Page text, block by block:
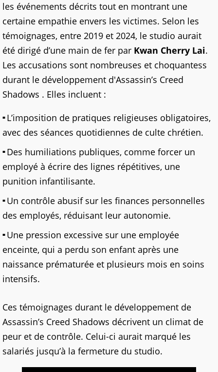
les événements décrits tout en montrant une
certaine empathie envers les victimes. Selon les
témoignages, entre 2019 et 2024, le studio aurait
été dirigé d’une main de fer par Kwan Cherry Lai.
Les accusations sont nombreuses et choquantess
durant le développement d'Assassin’s Creed
Shadows . Elles incluent :
L’imposition de pratiques religieuses obligatoires,
avec des séances quotidiennes de culte chrétien.
Des humiliations publiques, comme forcer un
employé à écrire des lignes répétitives, une
punition infantilisante.
Un contrôle abusif sur les finances personnelles
des employés, réduisant leur autonomie.
Une pression excessive sur une employée
enceinte, qui a perdu son enfant après une
naissance prématurée et plusieurs mois en soins
intensifs.
Ces témoignages durant le développement de
Assassin’s Creed Shadows décrivent un climat de
peur et de contrôle. Celui-ci aurait marqué les
salariés jusqu’à la fermeture du studio.